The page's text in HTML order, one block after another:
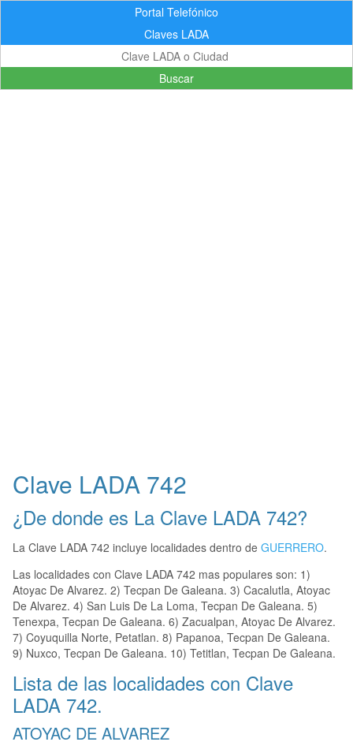
Portal Telefónico
Claves LADA
Buscar
Clave LADA 742
¿De donde es La Clave LADA 742?
La Clave LADA 742 incluye localidades dentro de GUERRERO.
Las localidades con Clave LADA 742 mas populares son: 1)
Atoyac De Alvarez. 2) Tecpan De Galeana. 3) Cacalutla, Atoyac
De Alvarez. 4) San Luis De La Loma, Tecpan De Galeana. 5)
Tenexpa, Tecpan De Galeana. 6) Zacualpan, Atoyac De Alvarez.
7) Coyuquilla Norte, Petatlan. 8) Papanoa, Tecpan De Galeana.
9) Nuxco, Tecpan De Galeana. 10) Tetitlan, Tecpan De Galeana.
Lista de las localidades con Clave
LADA 742.
ATOYAC DE ALVAREZ